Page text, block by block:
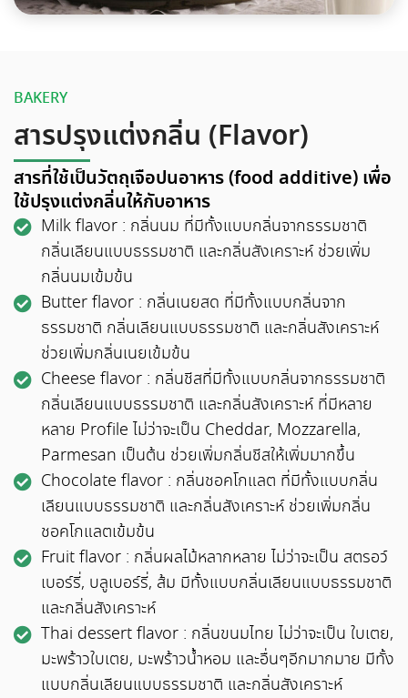
BAKERY
สารปรุงแต่งกลิ่น (Flavor)
สารที่ใช้เป็นวัตถุเจือปนอาหาร (food additive) เพื่อ
ใช้ปรุงแต่งกลิ่นให้กับอาหาร
Milk flavor : กลิ่นนม ที่มีทั้งแบบกลิ่นจากธรรมชาติ
กลิ่นเลียนแบบธรรมชาติ และกลิ่นสังเคราะห์ ช่วยเพิ่ม
กลิ่นนมเข้มข้น
Butter flavor : กลิ่นเนยสด ที่มีทั้งแบบกลิ่นจาก
ธรรมชาติ กลิ่นเลียนแบบธรรมชาติ และกลิ่นสังเคราะห์
ช่วยเพิ่มกลิ่นเนยเข้มข้น
Cheese flavor : กลิ่นชีสที่มีทั้งแบบกลิ่นจากธรรมชาติ
กลิ่นเลียนแบบธรรมชาติ และกลิ่นสังเคราะห์ ที่มีหลาย
หลาย Profile ไม่ว่าจะเป็น Cheddar, Mozzarella,
Parmesan เป็นต้น ช่วยเพิ่มกลิ่นชีสให้เพิ่มมากขึ้น
Chocolate flavor : กลิ่นชอคโกแลต ที่มีทั้งแบบกลิ่น
เลียนแบบธรรมชาติ และกลิ่นสังเคราะห์ ช่วยเพิ่มกลิ่น
ชอคโกแลตเข้มข้น
Fruit flavor : กลิ่นผลไม้หลากหลาย ไม่ว่าจะเป็น สตรอว์
เบอร์รี่, บลูเบอร์รี่, ส้ม มีทั้งแบบกลิ่นเลียนแบบธรรมชาติ
และกลิ่นสังเคราะห์
Thai dessert flavor : กลิ่นขนมไทย ไม่ว่าจะเป็น ใบเตย,
มะพร้าวใบเตย, มะพร้าวน้ำหอม และอื่นๆอีกมากมาย มีทั้ง
แบบกลิ่นเลียนแบบธรรมชาติ และกลิ่นสังเคราะห์